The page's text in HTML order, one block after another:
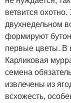
ветвится
двухнедельном
формируют
первые цветы. В
Карликовая
семена
извлечены из
всхожесть,